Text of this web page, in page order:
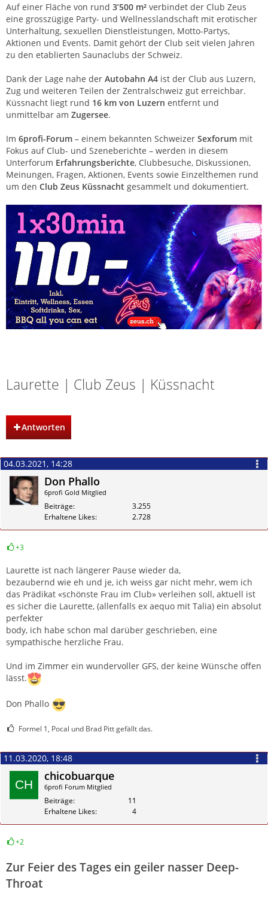
Auf einer Fläche von rund 3’500 m² verbindet der Club Zeus
eine grosszügige Party- und Wellnesslandschaft mit erotischer
Unterhaltung, sexuellen Dienstleistungen, Motto-Partys,
Aktionen und Events. Damit gehört der Club seit vielen Jahren
zu den etablierten Saunaclubs der Schweiz.
Dank der Lage nahe der Autobahn A4 ist der Club aus Luzern,
Zug und weiteren Teilen der Zentralschweiz gut erreichbar.
Küssnacht liegt rund 16 km von Luzern entfernt und
unmittelbar am Zugersee.
Im 6profi-Forum – einem bekannten Schweizer Sexforum mit
Fokus auf Club- und Szeneberichte – werden in diesem
Unterforum Erfahrungsberichte, Clubbesuche, Diskussionen,
Meinungen, Fragen, Aktionen, Events sowie Einzelthemen rund
um den Club Zeus Küssnacht gesammelt und dokumentiert.
Laurette | Club Zeus | Küssnacht
Antworten
04.03.2021, 14:28
Don Phallo
6profi Gold Mitglied
Beiträge
3.255
Erhaltene Likes
2.728
+3
Laurette ist nach längerer Pause wieder da,
bezaubernd wie eh und je, ich weiss gar nicht mehr, wem ich
das Prädikat «schönste Frau im Club» verleihen soll, aktuell ist
es sicher die Laurette, (allenfalls ex aequo mit Talia) ein absolut
perfekter
body, ich habe schon mal darüber geschrieben, eine
sympathische herzliche Frau.
Und im Zimmer ein wundervoller GFS, der keine Wünsche offen
lässt.
Don Phallo
Formel 1, Pocal und Brad Pitt gefällt das.
11.03.2020, 18:48
chicobuarque
6profi Forum Mitglied
Beiträge
11
Erhaltene Likes
4
+2
Zur Feier des Tages ein geiler nasser Deep-
Throat